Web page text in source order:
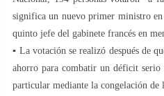
significa un nuevo primer ministro
quinto jefe del gabinete francés en
▪️ La votación se realizó después de
ahorro para combatir un déficit serio
particular mediante la congelación de